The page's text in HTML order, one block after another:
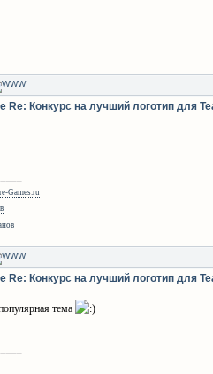
Re: Конкурс на лучший логотип для
Games.ru
Re: Конкурс на лучший логотип для
тема